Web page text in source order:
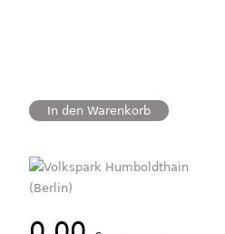
In den Warenkorb